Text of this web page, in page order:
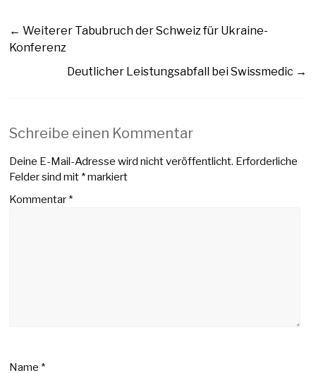
← Weiterer Tabubruch der Schweiz für Ukraine-
Konferenz
Deutlicher Leistungsabfall bei Swissmedic →
Schreibe einen Kommentar
Deine E-Mail-Adresse wird nicht veröffentlicht. Erforderliche
Felder sind mit*markiert
Kommentar*
Name*